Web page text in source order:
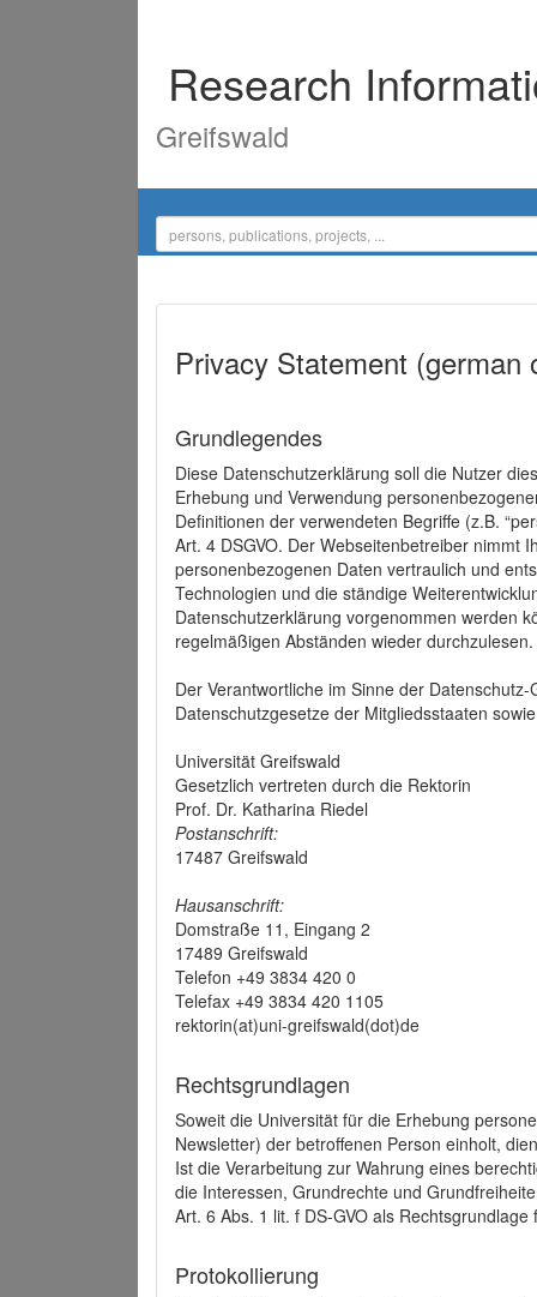
Research
Greifswald
Privacy Statement (german
Grundlegendes
Diese Datenschutzerklärung soll die Nutzer
Erhebung und Verwendung
Definitionen der verwendeten Begriffe (z.B.
Art. 4 DSGVO. Der Webseitenbetreiber nimmt
personenbezogenen Daten vertraulich und
Technologien und die ständige
Datenschutzerklärung vorgenommen werden
regelmäßigen Abständen wieder durchzulesen.
Der Verantwortliche im Sinne der
Datenschutzgesetze der Mitgliedsstaaten
Universität Greifswald
Gesetzlich vertreten durch die Rektorin
Prof. Dr. Katharina Riedel
Postanschrift:
17487 Greifswald
Hausanschrift:
Domstraße 11, Eingang 2
17489 Greifswald
Telefon +49 3834 420 0
Telefax +49 3834 420 1105
rektorin(at)uni-greifswald(dot)de
Rechtsgrundlagen
Soweit die Universität für die Erhebung
Newsletter) der betroffenen Person einholt,
Ist die Verarbeitung zur Wahrung eines
die Interessen, Grundrechte und
Art. 6 Abs. 1 lit. f DS-GVO als
Protokollierung